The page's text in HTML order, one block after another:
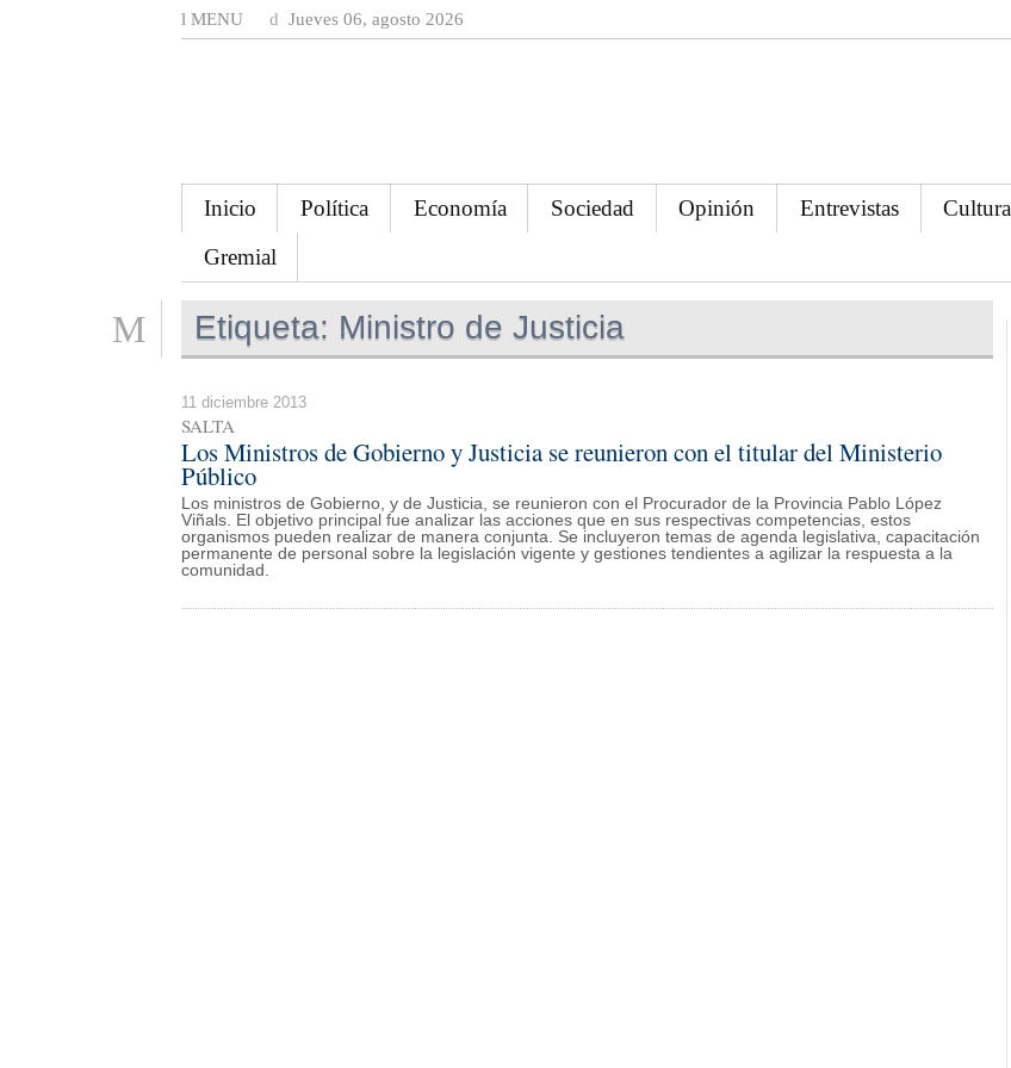
MENU Jueves 06, agosto 2026
Inicio Política Economía Sociedad Opinión Entrevistas Cultura
Gremial
Etiqueta: Ministro de Justicia
11 diciembre 2013
SALTA
Los Ministros de Gobierno y Justicia se reunieron con el titular del Ministerio
Público
Los ministros de Gobierno, y de Justicia, se reunieron con el Procurador de la Provincia Pablo López
Viñals. El objetivo principal fue analizar las acciones que en sus respectivas competencias, estos
organismos pueden realizar de manera conjunta. Se incluyeron temas de agenda legislativa, capacitación
permanente de personal sobre la legislación vigente y gestiones tendientes a agilizar la respuesta a la
comunidad.